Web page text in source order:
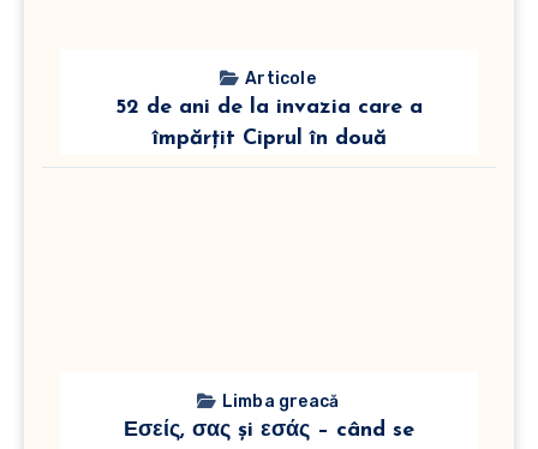
Articole
52 de ani de la invazia care a
împărțit Ciprul în două
Limba greacă
Εσείς, σας și εσάς – când se